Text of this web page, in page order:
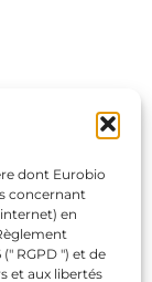
dont Eurobio
concernant
en
RGPD ") et de
et aux libertés